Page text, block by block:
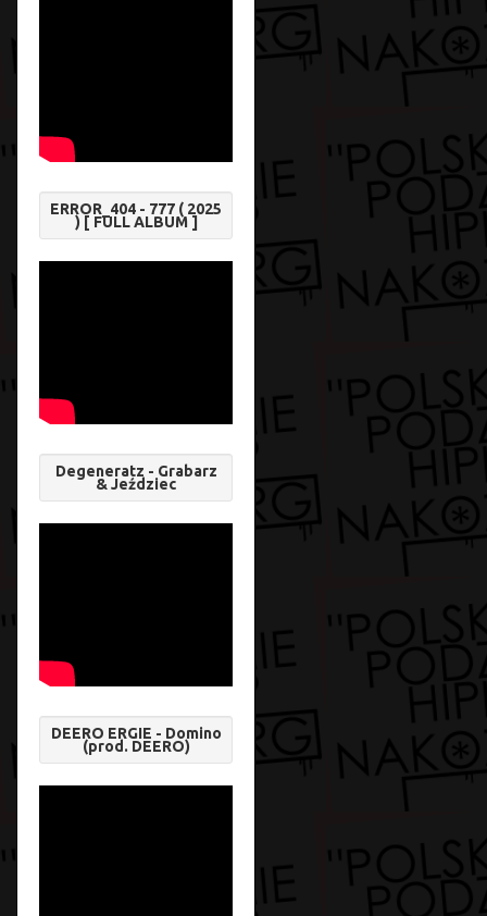
ERROR_404 - 777 ( 2025
) [ FULL ALBUM ]
Degeneratz - Grabarz
& Jeździec
DEERO ERGIE - Domino
(prod. DEERO)